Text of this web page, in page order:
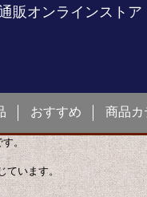
販オンラインストア
おすすめ 商品カ
す。
ています。